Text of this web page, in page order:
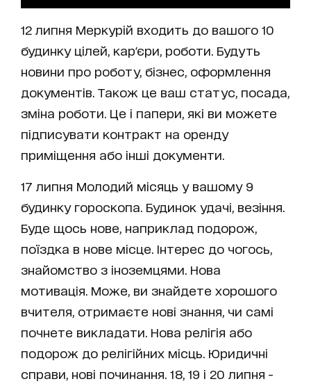
12 липня Меркурій входить до вашого 10
будинку цілей, кар'єри, роботи. Будуть
новини про роботу, бізнес, оформлення
документів. Також це ваш статус, посада,
зміна роботи. Це і папери, які ви можете
підписувати контракт на оренду
приміщення або інші документи.
17 липня Молодий місяць у вашому 9
будинку гороскопа. Будинок удачі, везіння.
Буде щось нове, наприклад подорож,
поїздка в нове місце. Інтерес до чогось,
знайомство з іноземцями. Нова
мотивація. Може, ви знайдете хорошого
вчителя, отримаєте нові знання, чи самі
почнете викладати. Нова релігія або
подорож до релігійних місць. Юридичні
справи, нові починання. 18, 19 і 20 липня -